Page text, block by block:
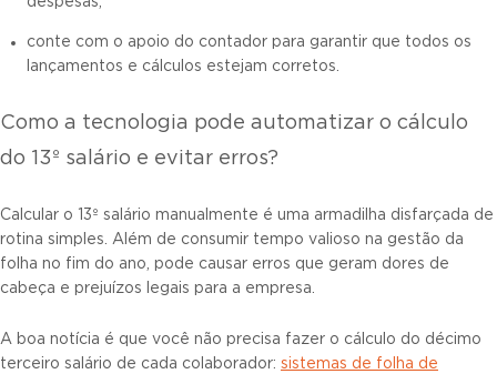
conte com o apoio do contador para garantir que todos os
lançamentos e cálculos estejam corretos.
Como a tecnologia pode automatizar o cálculo
do 13º salário e evitar erros?
Calcular o 13º salário manualmente é uma armadilha disfarçada de
rotina simples. Além de consumir tempo valioso na gestão da
folha no fim do ano, pode causar erros que geram dores de
cabeça e prejuízos legais para a empresa.
A boa notícia é que você não precisa fazer o cálculo do décimo
terceiro salário de cada colaborador: sistemas de folha de